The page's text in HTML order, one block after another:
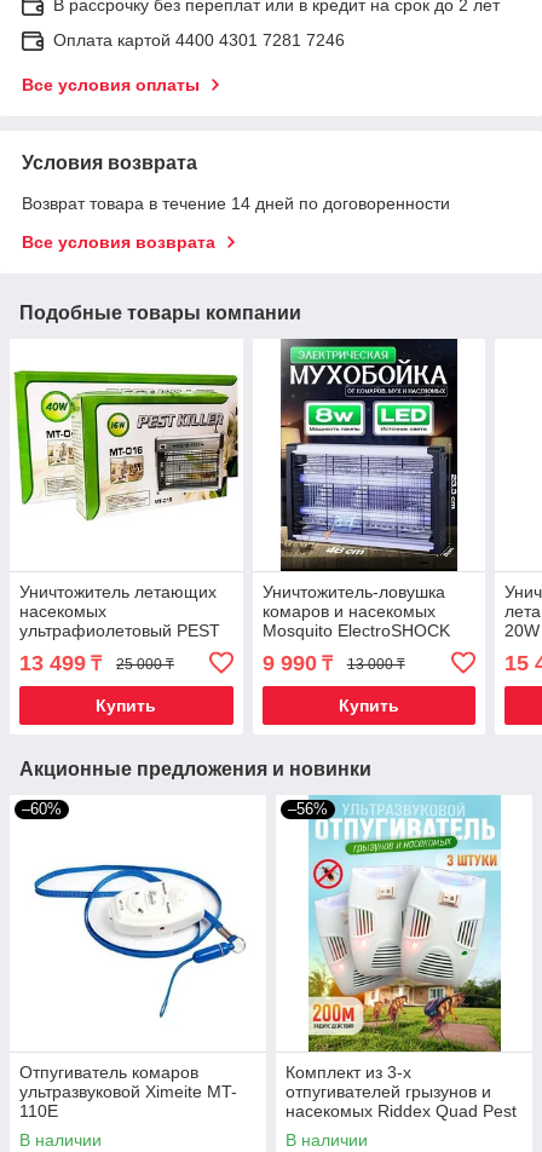
В рассрочку без переплат или в кредит на срок до 2 лет
Оплата картой 4400 4301 7281 7246
Все условия оплаты
Условия возврата
Возврат товара в течение 14 дней по договоренности
Все условия возврата
Подобные товары компании
Уничтожитель летающих
насекомых
ультрафиолетовый PEST
KILLER [12; 16; 30; 40 Вт]
(30W)
13 499 ₸ 25 000 ₸
Купить
Уничтожитель-ловушка
комаров и насекомых
Mosquito ElectroSHOCK
9 990₸ 13 000 ₸
Купить
20W
15
Акционные предложения и новинки
–60%
Отпугиватель комаров
ультразвуковой Ximeite MT-
110E
В наличии
–56%
Комплект из 3-х
отпугивателей грызунов и
насекомых Riddex Quad Pest
Repelling Aid 2 в 1
В наличии